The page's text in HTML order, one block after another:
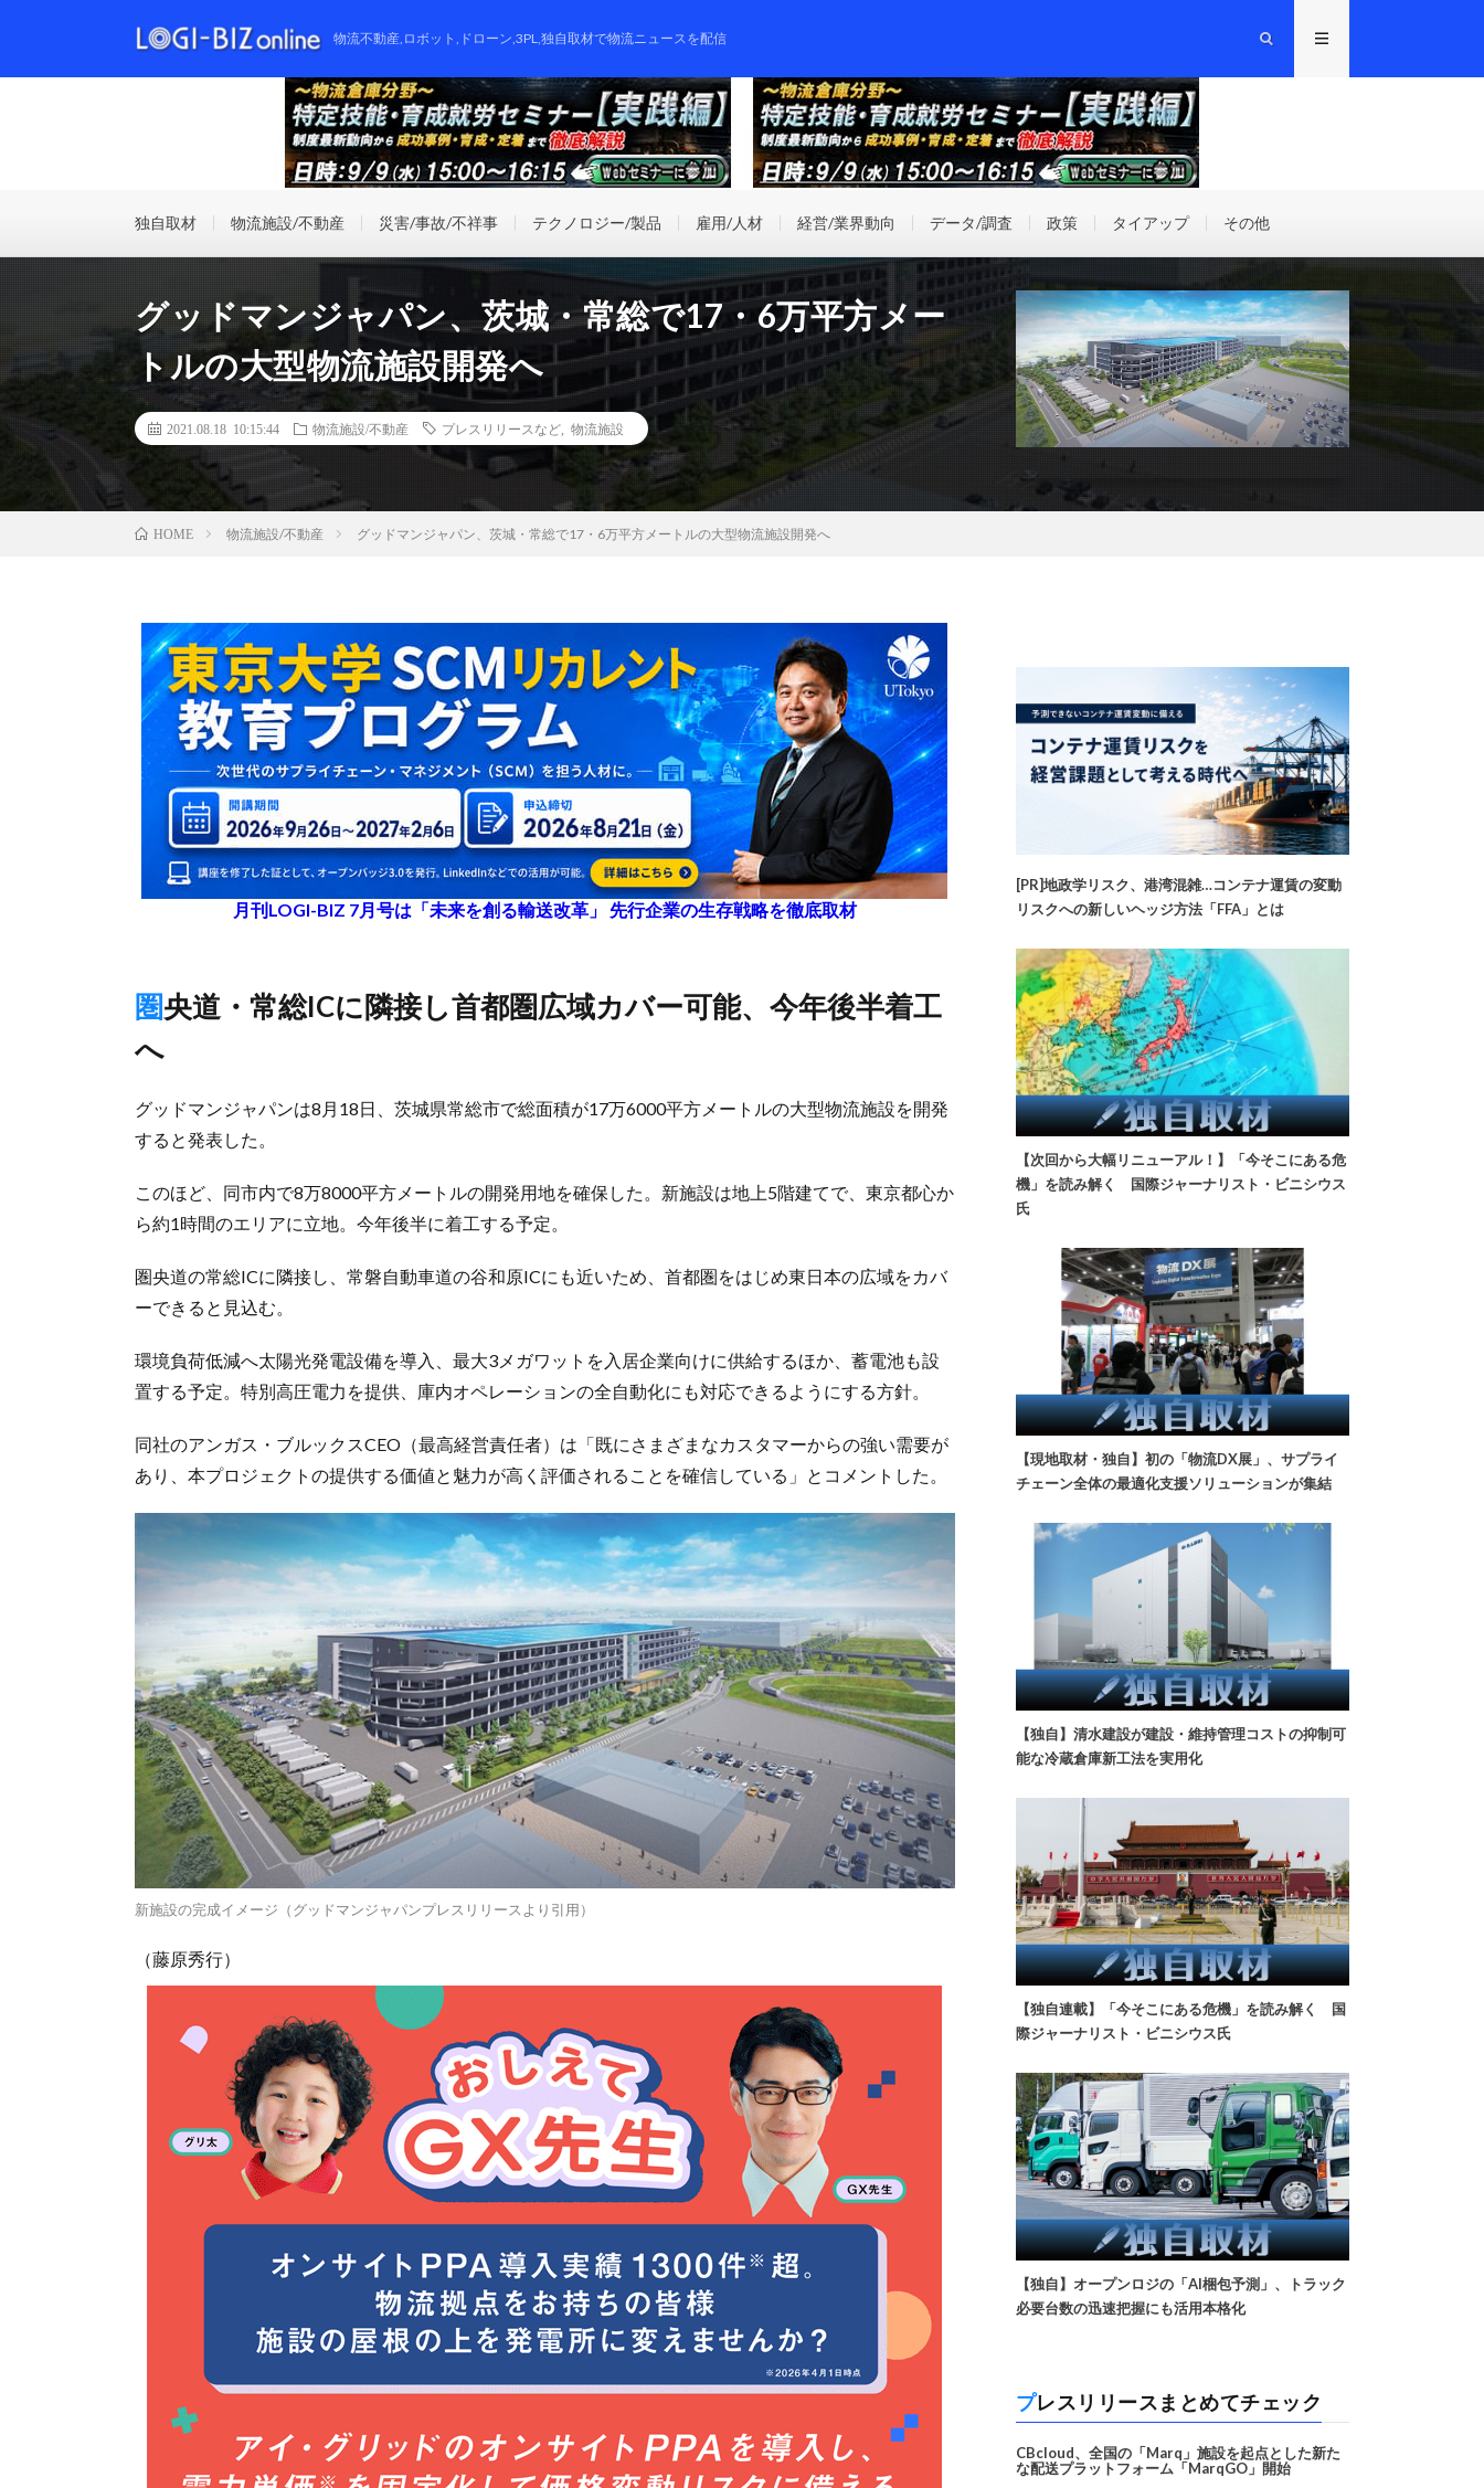
物流不動産,ロボット,ドローン,3PL,独自取材で物流ニュースを配信
独自取材 物流施設/不動産 災害/事故/不祥事 テクノロジー/製品 雇用/人材 経営/業界動向 データ/調査 政策 タイアップ その他
グッドマンジャパン、茨城・常総で17・6万平方メー
トルの大型物流施設開発へ
2021.08.18 10:15:44 物流施設/不動産 プレスリリースなど 物流施設
HOME 物流施設/不動産 グッドマンジャパン、茨城・常総で17・6万平方メートルの大型物流施設開発へ
月刊LOGI-BIZ 7月号は「未来を創る輸送改革」 先行企業の生存戦略を徹底取材
圏央道・常総ICに隣接し首都圏広域カバー可能、今年後半着工
へ
グッドマンジャパンは8月18日、茨城県常総市で総面積が17万6000平方メートルの大型物流施設を開発
すると発表した。
このほど、同市内で8万8000平方メートルの開発用地を確保した。新施設は地上5階建てで、東京都心か
ら約1時間のエリアに立地。今年後半に着工する予定。
圏央道の常総ICに隣接し、常磐自動車道の谷和原ICにも近いため、首都圏をはじめ東日本の広域をカバ
ーできると見込む。
環境負荷低減へ太陽光発電設備を導入、最大3メガワットを入居企業向けに供給するほか、蓄電池も設
置する予定。特別高圧電力を提供、庫内オペレーションの全自動化にも対応できるようにする方針。
同社のアンガス・ブルックスCEO（最高経営責任者）は「既にさまざまなカスタマーからの強い需要が
あり、本プロジェクトの提供する価値と魅力が高く評価されることを確信している」とコメントした。
新施設の完成イメージ（グッドマンジャパンプレスリリースより引用）
（藤原秀行）
[PR]地政学リスク、港湾混雑…コンテナ運賃の変動
リスクへの新しいヘッジ方法「FFA」とは
【次回から大幅リニューアル！】「今そこにある危
機」を読み解く 国際ジャーナリスト・ビニシウス
氏
【現地取材・独自】初の「物流DX展」、サプライ
チェーン全体の最適化支援ソリューションが集結
【独自】清水建設が建設・維持管理コストの抑制可
能な冷蔵倉庫新工法を実用化
【独自連載】「今そこにある危機」を読み解く 国
際ジャーナリスト・ビニシウス氏
【独自】オープンロジの「AI梱包予測」、トラック
必要台数の迅速把握にも活用本格化
プレスリリースまとめてチェック
CBcloud、全国の「Marq」施設を起点とした新た
な配送プラットフォーム「MarqGO」開始